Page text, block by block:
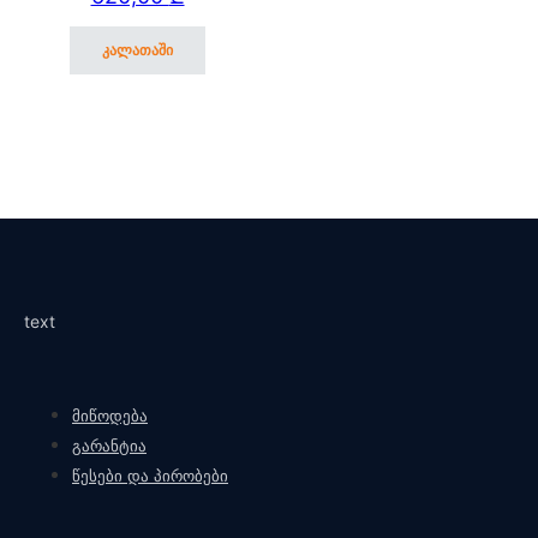
კალათაში
text
მიწოდება
გარანტია
წესები და პირობები